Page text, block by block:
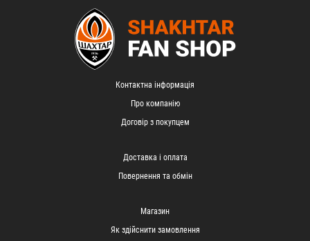
Контактна інформація
Про компанію
Договір з покупцем
Доставка і оплата
Повернення та обмін
Магазин
Як здійснити замовлення